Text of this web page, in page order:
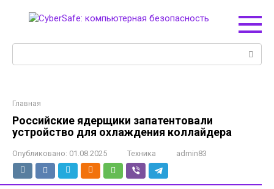
Главная
Российские ядерщики запатентовали
устройство для охлаждения коллайдера
Опубликовано: 01.08.2025 Техника admin83